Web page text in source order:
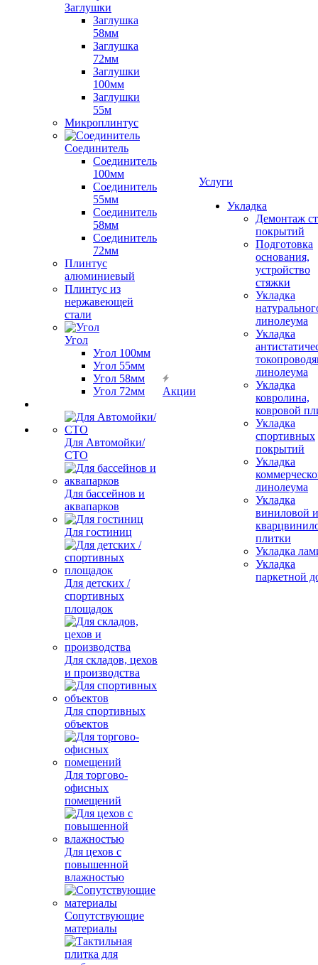
Заглушки
Заглушка
58мм
Заглушка
72мм
Заглушки
100мм
Заглушки
55м
Микроплинтус
Соединитель
Соединитель
100мм
Соединитель
55мм
Соединитель
58мм
Соединитель
72мм
Плинтус
алюминиевый
Плинтус из
нержавеющей
стали
Угол
Угол 100мм
Угол 55мм
Угол 58мм
Угол 72мм
Для Автомойки/
СТО
Для бассейнов и
аквапарков
Для гостиниц
Для детских /
спортивных
площадок
Для складов, цехов
и производства
Для спортивных
объектов
Для торгово-
офисных
помещений
Для цехов с
повышенной
влажностью
Сопутствующие
материалы
Акции
Услуги
Укладка
Демонтаж
покрытий
Подготовка
основания,
устройство
стяжки
Укладка
линолеума
Укладка
линолеума
Укладка
ковролина,
ковровой
Укладка
спортивных
покрытий
Укладка
линолеума
Укладка
виниловой и
плитки
Укладка
Укладка
паркетной